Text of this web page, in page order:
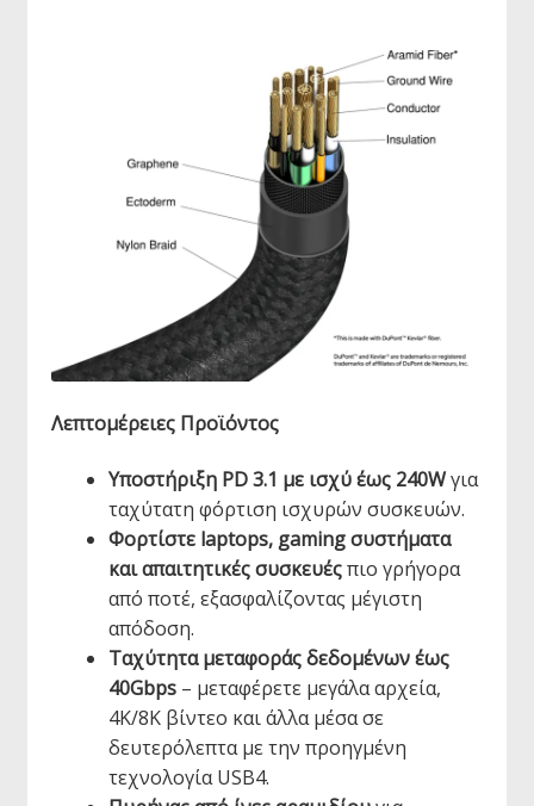
Λεπτομέρειες Προϊόντος
Υποστήριξη PD 3.1 με ισχύ έως 240Wγια
ταχύτατη φόρτιση ισχυρών συσκευών.
Φορτίστε laptops, gaming συστήματα
και απαιτητικές συσκευέςπιο γρήγορα
από ποτέ, εξασφαλίζοντας μέγιστη
απόδοση.
Ταχύτητα μεταφοράς δεδομένων έως
40Gbps– μεταφέρετε μεγάλα αρχεία,
4K/8K βίντεο και άλλα μέσα σε
δευτερόλεπτα με την προηγμένη
τεχνολογία USB4.